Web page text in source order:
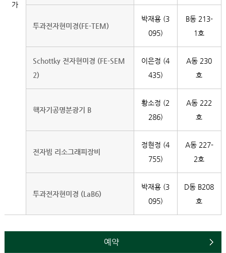
가
투과전자현미경(FE-TEM)
박재용 (3
095)
B동 213-
1호
Schottky 전자현미경 (FE-SEM
2)
이은정 (4
435)
A동 230
호
핵자기공명분광기 B
황소정 (2
286)
A동 222
호
전자빔 리소그래피장비
정현정 (4
755)
A동 227-
2호
투과전자현미경 (LaB6)
박재용 (3
095)
D동 B208
호
예약